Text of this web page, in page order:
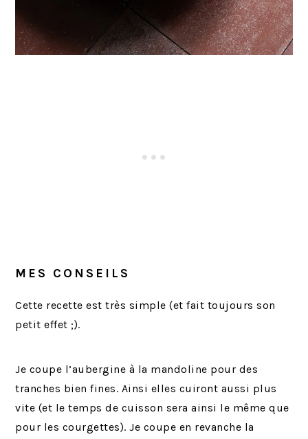
MES CONSEILS
Cette recette est très simple (et fait toujours son
petit effet ;).
Je coupe l’aubergine à la mandoline pour des
tranches bien fines. Ainsi elles cuiront aussi plus
vite (et le temps de cuisson sera ainsi le même que
pour les courgettes). Je coupe en revanche la